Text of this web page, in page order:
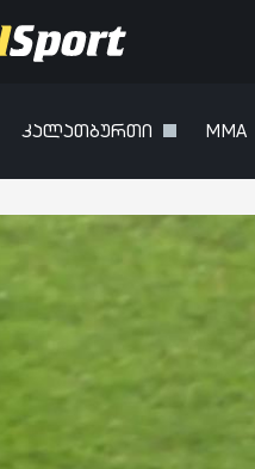
კალათბურთი MMA